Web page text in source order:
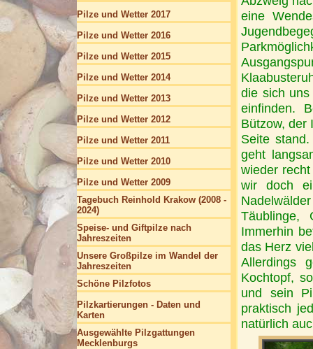
eine
die sich
einfinden.
Bützow, der
Seite
geht
wieder
wir doch
Täublinge,
Immerhin
das Herz
Allerdings
Kochtopf,
und sein
praktisch
natürlich
Pilze und Wetter 2017
Pilze und Wetter 2016
Pilze und Wetter 2015
Pilze und Wetter 2014
Pilze und Wetter 2013
Pilze und Wetter 2012
Pilze und Wetter 2011
Pilze und Wetter 2010
Pilze und Wetter 2009
Tagebuch Reinhold Krakow (2008 -
2024)
Speise- und Giftpilze nach
Jahreszeiten
Unsere Großpilze im Wandel der
Jahreszeiten
Schöne Pilzfotos
Pilzkartierungen - Daten und
Karten
Ausgewählte Pilzgattungen
Mecklenburgs